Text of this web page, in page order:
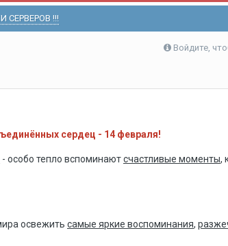
!!!
Войдите,
сердец - 14 февраля!
- особо тепло вспоминаютсчастливые моменты,
освежить самые яркие воспоминания,